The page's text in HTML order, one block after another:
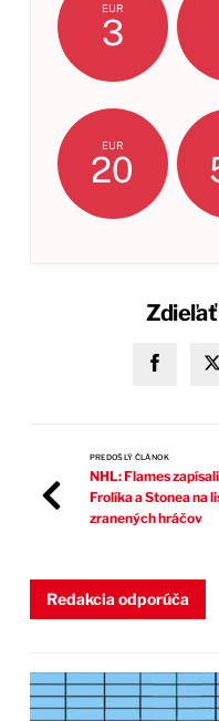
EUR
3
EUR
20
PREDOŠLÝ ČLÁNOK
NHL: Flames zapísali
Frolíka a Stonea na
zranených hráčov
Redakcia odporúča